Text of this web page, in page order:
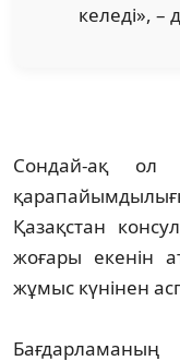
келеді»,
Сондай-ақ ол
Қазақстан
жоғары екенін
жұмыс күнінен
Бағдарламаның